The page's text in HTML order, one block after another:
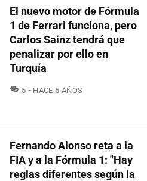
El nuevo motor de Fórmula
1 de Ferrari funciona, pero
Carlos Sainz tendrá que
penalizar por ello en
Turquía
5 COMENTARIOS
HACE 5 AÑOS
Fernando Alonso reta a la
FIA y a la Fórmula 1: "Hay
reglas diferentes según la